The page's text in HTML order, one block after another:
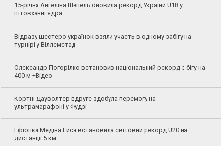
15-річна Ангеліна Шепель оновила рекорд України U18 у
штовханні ядра
Відразу шестеро українок взяли участь в одному забігу на
турнірі у Віллемстад
Олександр Погорілко встановив національний рекорд з бігу на
400 м +Відео
Кортні Дауволтер вдруге здобула перемогу на
ультрамарафоні у Фудзі
Ефіопка Медіна Ейса встановила світовий рекорд U20 на
дистанції 5 км